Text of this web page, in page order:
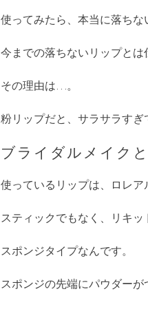
使ってみたら、本当に落ちな
今までの落ちないリップとは
その理由は…。
粉リップだと、サラサラすぎ
ブライダルメイク
使っているリップは、ロレア
スティックでもなく、リキッ
スポンジタイプなんです。
スポンジの先端にパウダーが